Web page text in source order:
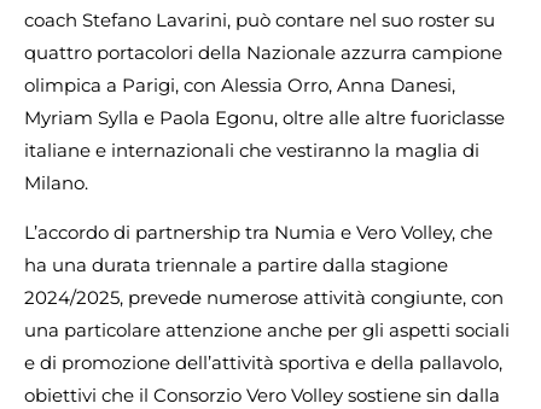
coach Stefano Lavarini, può contare nel suo roster su
quattro portacolori della Nazionale azzurra campione
olimpica a Parigi, con Alessia Orro, Anna Danesi,
Myriam Sylla e Paola Egonu, oltre alle altre fuoriclasse
italiane e internazionali che vestiranno la maglia di
Milano.
L’accordo di partnership tra Numia e Vero Volley, che
ha una durata triennale a partire dalla stagione
2024/2025, prevede numerose attività congiunte, con
una particolare attenzione anche per gli aspetti sociali
e di promozione dell’attività sportiva e della pallavolo,
obiettivi che il Consorzio Vero Volley sostiene sin dalla